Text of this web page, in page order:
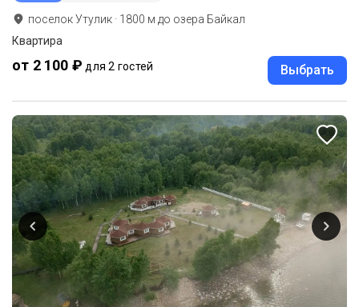
поселок Утулик · 1800 м до озера Байкал
Квартира
от 2 100 ₽ для 2 гостей Выбрать